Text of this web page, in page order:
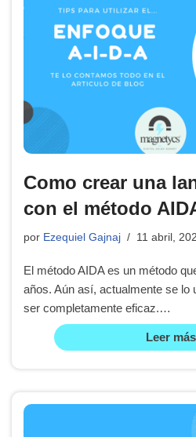
Como crear una
con el método
por Ezequiel Gajnaj 11 abril,
El método AIDA es un método
años. Aún así, actualmente se lo
ser completamente eficaz.…
Leer